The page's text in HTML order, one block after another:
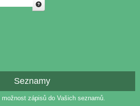
Seznamy
zápisů do Vašich seznamů.